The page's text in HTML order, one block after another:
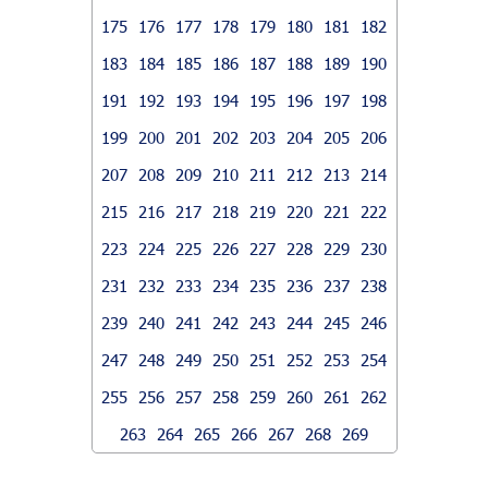
175
176 177 178 179 180 181
182
183
184 185 186 187 188 189
190
191
192 193 194 195 196 197
198
199
200 201 202 203 204 205
206
207
208 209 210 211 212 213
214
215
216 217 218 219 220 221
222
223
224 225 226 227 228 229
230
231
232 233 234 235 236 237
238
239
240 241 242 243 244 245
246
247
248 249 250 251 252 253
254
255
256 257 258 259 260 261
262
263
264 265 266 267 268 269